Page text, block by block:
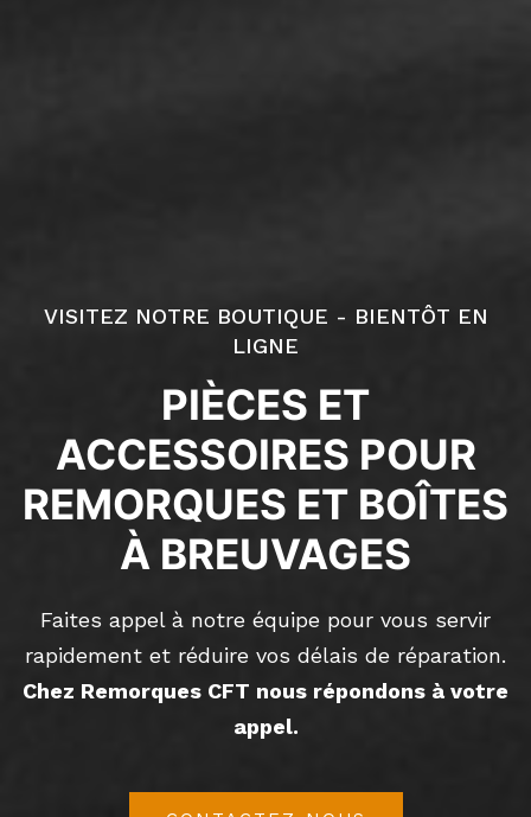
VISITEZ NOTRE BOUTIQUE - BIENTÔT EN
LIGNE
PIÈCES ET
ACCESSOIRES POUR
REMORQUES ET BOÎTES
À BREUVAGES
Faites appel à notre équipe pour vous servir
rapidement et réduire vos délais de réparation.
Chez Remorques CFT nous répondons à votre
appel.